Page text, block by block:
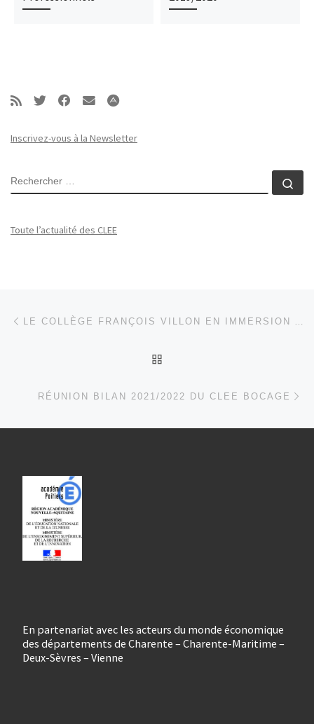
Inscrivez-vous à la Newsletter
RECHERCHER
Toute l’actualité des CLEE
Parcourir les articles
RÉUNION BILAN 2021/2022 DU CLEE BOCAGE
En partenariat avec les acteurs du monde économique
des départements de Charente – Charente-Maritime –
Deux-Sèvres – Vienne